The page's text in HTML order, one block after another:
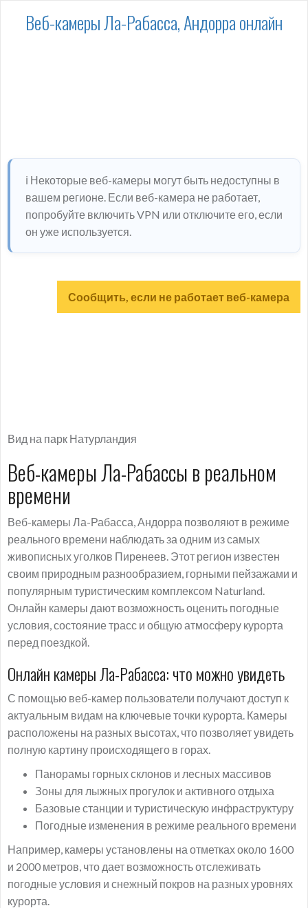
Веб-камеры Ла-Рабасса, Андорра онлайн
ℹ️ Некоторые веб-камеры могут быть недоступны в
вашем регионе. Если веб-камера не работает,
попробуйте включить VPN или отключите его, если
он уже используется.
Сообщить, если не работает веб-камера
Вид на парк Натурландия
Веб-камеры Ла-Рабассы в реальном
времени
Веб-камеры Ла-Рабасса, Андорра позволяют в режиме
реального времени наблюдать за одним из самых
живописных уголков Пиренеев. Этот регион известен
своим природным разнообразием, горными пейзажами и
популярным туристическим комплексом Naturland.
Онлайн камеры дают возможность оценить погодные
условия, состояние трасс и общую атмосферу курорта
перед поездкой.
Онлайн камеры Ла-Рабасса: что можно увидеть
С помощью веб-камер пользователи получают доступ к
актуальным видам на ключевые точки курорта. Камеры
расположены на разных высотах, что позволяет увидеть
полную картину происходящего в горах.
Панорамы горных склонов и лесных массивов
Зоны для лыжных прогулок и активного отдыха
Базовые станции и туристическую инфраструктуру
Погодные изменения в режиме реального времени
Например, камеры установлены на отметках около 1600
и 2000 метров, что дает возможность отслеживать
погодные условия и снежный покров на разных уровнях
курорта.